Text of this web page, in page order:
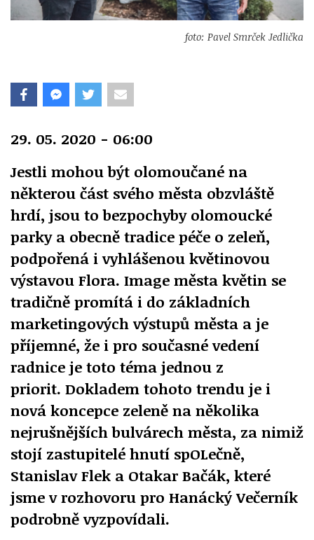
foto: Pavel Smrček Jedlička
29. 05. 2020 - 06:00
Jestli mohou být olomoučané na
některou část svého města obzvláště
hrdí, jsou to bezpochyby olomoucké
parky a obecně tradice péče o zeleň,
podpořená i vyhlášenou květinovou
výstavou Flora. Image města květin se
tradičně promítá i do základních
marketingových výstupů města a je
příjemné, že i pro současné vedení
radnice je toto téma jednou z
priorit. Dokladem tohoto trendu je i
nová koncepce zeleně na několika
nejrušnějších bulvárech města, za nimiž
stojí zastupitelé hnutí spOLečně,
Stanislav Flek a Otakar Bačák, které
jsme v rozhovoru pro Hanácký Večerník
podrobně vyzpovídali.